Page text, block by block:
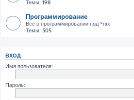
Темы: 198
Программирование
Все о программировании под *nix
Темы: 505
ВХОД
Имя пользователя:
Пароль: